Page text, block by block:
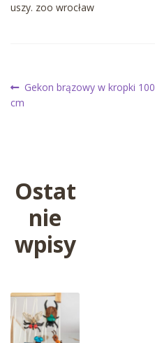
uszy. zoo wrocław
Nawigacja
Poprzedni
wpis:
Gekon brązowy w kropki 100
cm
Ostat
nie
wpisy